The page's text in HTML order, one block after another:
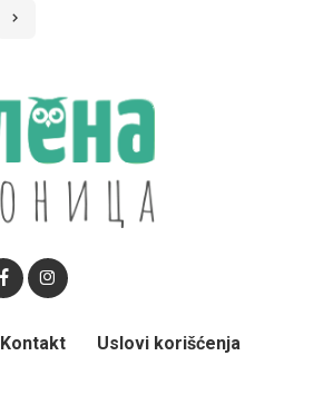
Kontakt Uslovi korišćenja